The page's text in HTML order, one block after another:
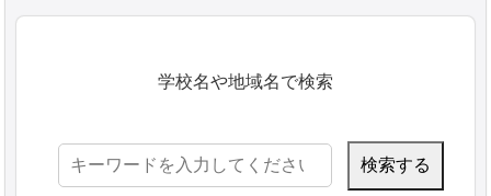
学校名や地域名で検索
検